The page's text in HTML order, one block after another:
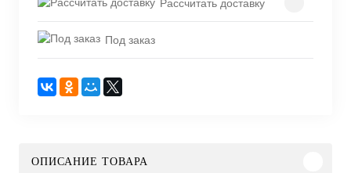
Рассчитать доставку
Под заказ
ОПИСАНИЕ ТОВАРА